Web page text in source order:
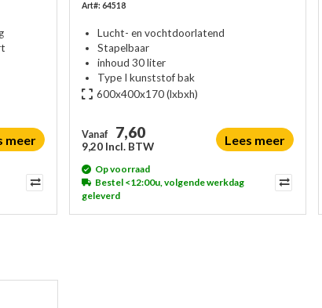
meer
Art#: 64518
Lucht- en vochtdoorlatend
Stapelbaar
inhoud 30 liter
Type I kunststof bak
600x400x170(lxbxh)
Vanaf 7,60
9,20 Incl. BTW Lees meer
Op voorraad
Bestel <12:00u, volgende werkdag
geleverd